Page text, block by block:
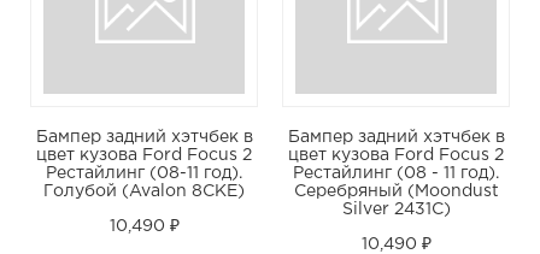
Бампер задний хэтчбек в
цвет кузова Ford Focus 2
Рестайлинг (08-11 год).
Голубой (Avalon 8CKE)
10,490 ₽
Бампер задний хэтчбек в
цвет кузова Ford Focus 2
Рестайлинг (08 - 11 год).
Серебряный (Moondust
Silver 2431C)
10,490 ₽